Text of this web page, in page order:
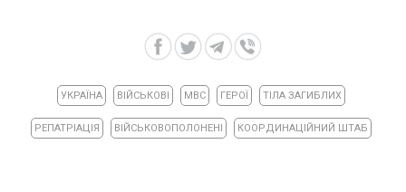
УКРАЇНА ВІЙСЬКОВІ МВС ГЕРОЇ ТІЛА ЗАГИБЛИХ
РЕПАТРІАЦІЯ ВІЙСЬКОВОПОЛОНЕНІ КООРДИНАЦІЙНИЙ ШТАБ